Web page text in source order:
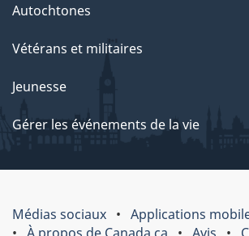
Autochtones
Vétérans et militaires
Jeunesse
Gérer les événements de la vie
Médias sociaux
Applications